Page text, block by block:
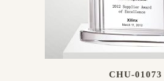
CHU-01073